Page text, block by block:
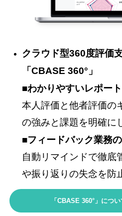
クラウド型360度評価
「CBASE 360°」
■わかりやすいレポー
本人評価と他者評価の
の強みと課題を明確に
■フィードバック業務
自動リマインドで徹底
や振り返りの失念を防
「CBASE 360°」につ